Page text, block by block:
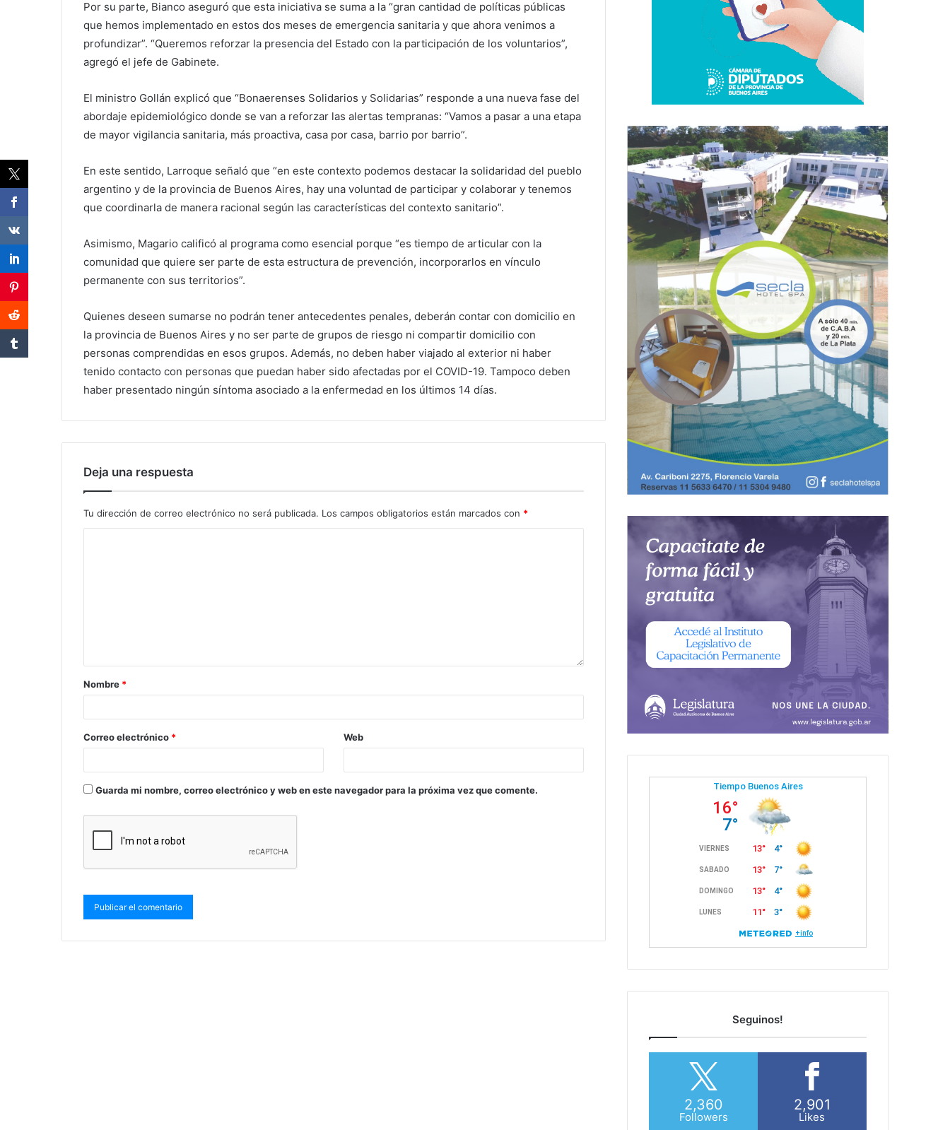
Por su parte, Bianco aseguró que esta iniciativa se suma a la “gran cantidad de políticas públicas
que hemos implementado en estos dos meses de emergencia sanitaria y que ahora venimos a
profundizar”. “Queremos reforzar la presencia del Estado con la participación de los voluntarios”,
agregó el jefe de Gabinete.
El ministro Gollán explicó que “Bonaerenses Solidarios y Solidarias” responde a una nueva fase del
abordaje epidemiológico donde se van a reforzar las alertas tempranas: “Vamos a pasar a una etapa
de mayor vigilancia sanitaria, más proactiva, casa por casa, barrio por barrio”.
En este sentido, Larroque señaló que “en este contexto podemos destacar la solidaridad del pueblo
argentino y de la provincia de Buenos Aires, hay una voluntad de participar y colaborar y tenemos
que coordinarla de manera racional según las características del contexto sanitario”.
Asimismo, Magario calificó al programa como esencial porque “es tiempo de articular con la
comunidad que quiere ser parte de esta estructura de prevención, incorporarlos en vínculo
permanente con sus territorios”.
Quienes deseen sumarse no podrán tener antecedentes penales, deberán contar con domicilio en
la provincia de Buenos Aires y no ser parte de grupos de riesgo ni compartir domicilio con
personas comprendidas en esos grupos. Además, no deben haber viajado al exterior ni haber
tenido contacto con personas que puedan haber sido afectadas por el COVID-19. Tampoco deben
haber presentado ningún síntoma asociado a la enfermedad en los últimos 14 días.
Deja una respuesta
Tu dirección de correo electrónico no será publicada. Los campos obligatorios están marcados con *
Nombre *
Correo electrónico * Web
Guarda mi nombre, correo electrónico y web en este navegador para la próxima vez que comente.
Seguinos!
2,360
Followers
2,901
Likes